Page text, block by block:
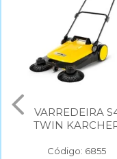
ASPIRADOR
VERTICAL VCL1
Código: 6856